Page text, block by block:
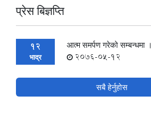
प्रेस बिज्ञप्ति
12
भाद्र
आत्म समर्पण गरेको सम्बन्धमा ।
2076-05-12
सबै हेर्नुहोस